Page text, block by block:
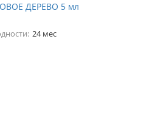
ДЕРЕВО 5 мл
24 мес